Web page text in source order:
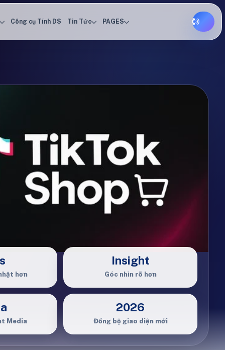
Công cụ Tính DS Tin Tức PAGES
hơn
Insight
Góc nhìn rõ hơn
Media
2026
Đồng bộ giao diện mới